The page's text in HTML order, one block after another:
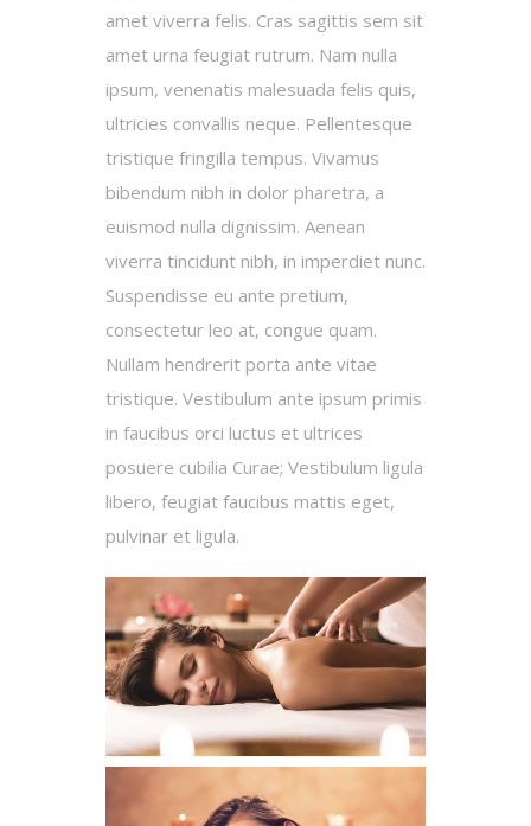
amet viverra felis. Cras sagittis sem sit
amet urna feugiat rutrum. Nam nulla
ipsum, venenatis malesuada felis quis,
ultricies convallis neque. Pellentesque
tristique fringilla tempus. Vivamus
bibendum nibh in dolor pharetra, a
euismod nulla dignissim. Aenean
viverra tincidunt nibh, in imperdiet nunc.
Suspendisse eu ante pretium,
consectetur leo at, congue quam.
Nullam hendrerit porta ante vitae
tristique. Vestibulum ante ipsum primis
in faucibus orci luctus et ultrices
posuere cubilia Curae; Vestibulum ligula
libero, feugiat faucibus mattis eget,
pulvinar et ligula.